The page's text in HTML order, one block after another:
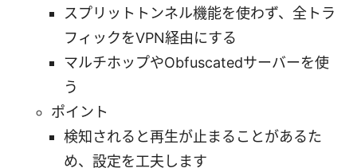
スプリットトンネル機能を使わず、全トラ
フィックをVPN経由にする
マルチホップやObfuscatedサーバーを使
う
ポイント
検知されると再生が止まることがあるた
め、設定を工夫します